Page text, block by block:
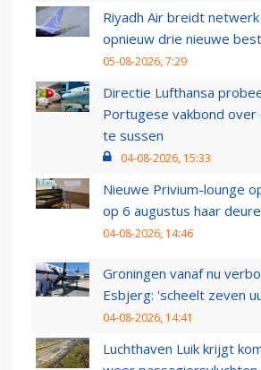
Riyadh Air breidt
opnieuw drie nieuwe
05-08-2026, 7:29
Directie Lufthansa
Portugese vakbond over
te sussen
04-08-2026, 15:33
Nieuwe Privium-lounge
op 6 augustus haar
04-08-2026, 14:46
Groningen vanaf nu
Esbjerg: 'scheelt zeven
04-08-2026, 14:41
Luchthaven Luik krijgt